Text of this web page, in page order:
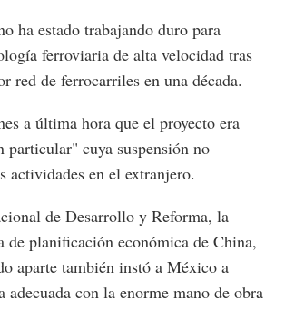
ha estado trabajando duro para
ferroviaria de alta velocidad tras
red de ferrocarriles en una década.
a última hora que el proyecto era
particular" cuya suspensión no
actividades en el extranjero.
de Desarrollo y Reforma, la
de planificación económica de China,
aparte también instó a México a
adecuada con la enorme mano de obra